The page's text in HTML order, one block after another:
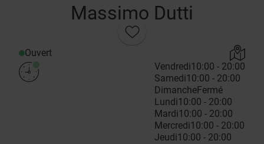
Massimo Dutti
Ouvert
Vendredi10:00 - 20:00
Samedi10:00 - 20:00
DimancheFermé
Lundi10:00 - 20:00
Mardi10:00 - 20:00
Mercredi10:00 - 20:00
Jeudi10:00 - 20:00